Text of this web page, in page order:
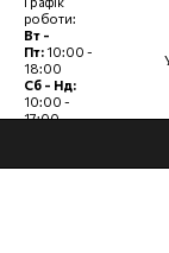
роботи:
Вт -
Пт: 10:00 -
18:00
Сб - Нд:
10:00 -
17:00